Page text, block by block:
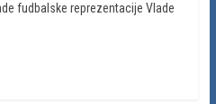
fudbalske reprezentacije Vlade